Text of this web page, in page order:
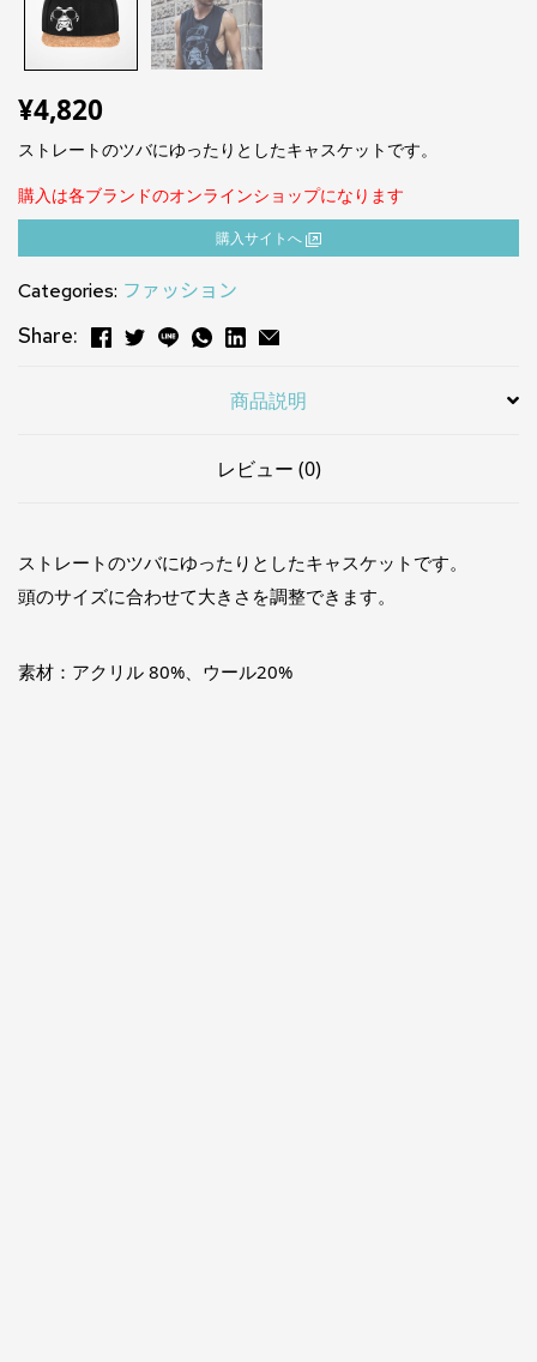
¥4,820
ストレートのツバにゆったりとしたキャスケットです。
購入は各ブランドのオンラインショップになります
購⼊サイトへ
Categories: ファッション
Share:
商品説明
レビュー (0)
ストレートのツバにゆったりとしたキャスケットです。
頭のサイズに合わせて大きさを調整できます。
素材：アクリル 80%、ウール20%